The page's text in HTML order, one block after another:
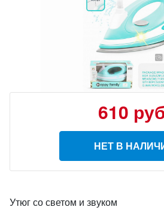
610
НЕТ В
Утюг со светом и звуком